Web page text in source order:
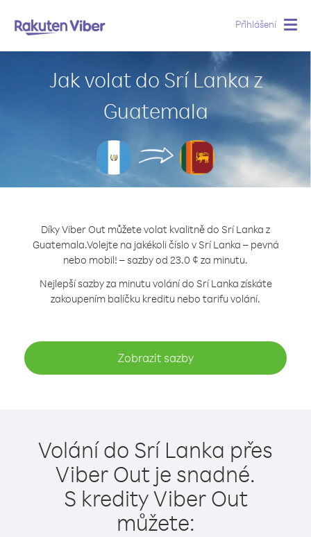
Přihlášení
Jak volat do Srí Lanka z
Guatemala
Díky Viber Out můžete volat kvalitně do Srí Lanka z
Guatemala.Volejte na jakékoli číslo v Srí Lanka – pevná
nebo mobil! – sazby od 23.0 ¢ za minutu.
Nejlepší sazby za minutu volání do Srí Lanka získáte
zakoupením balíčku kreditu nebo tarifu volání.
Zobrazit sazby
Volání do Srí Lanka přes
Viber Out je snadné.
S kredity Viber Out
můžete: